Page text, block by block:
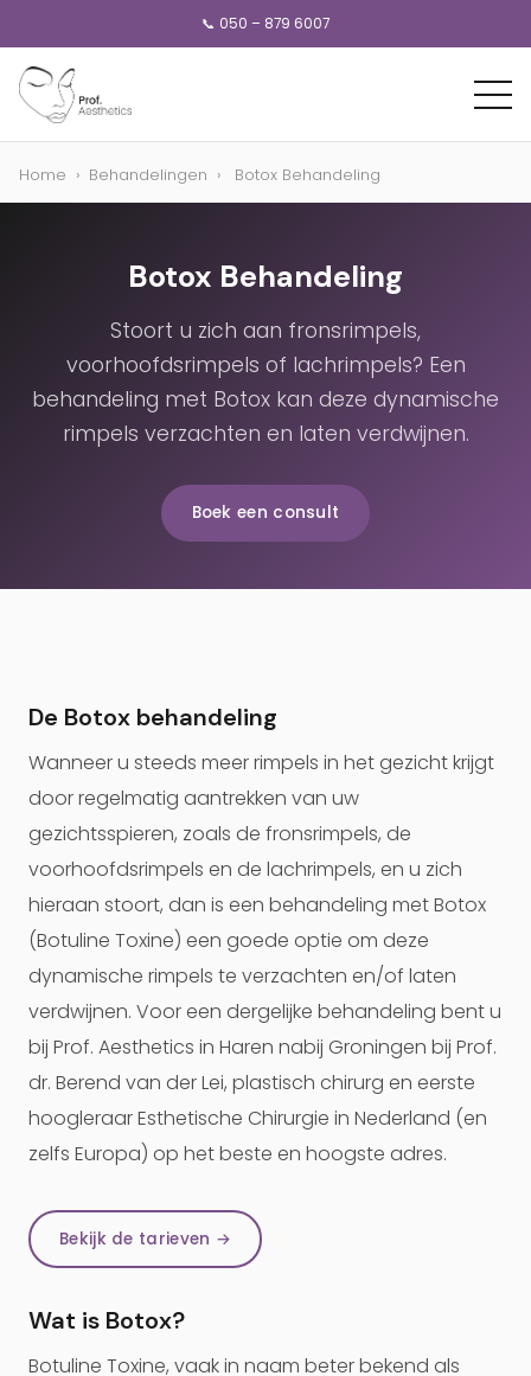
📞 050 – 879 6007
Home › Behandelingen › Botox Behandeling
Botox Behandeling
Stoort u zich aan fronsrimpels,
voorhoofdsrimpels of lachrimpels? Een
behandeling met Botox kan deze dynamische
rimpels verzachten en laten verdwijnen.
Boek een consult
De Botox behandeling
Wanneer u steeds meer rimpels in het gezicht krijgt
door regelmatig aantrekken van uw
gezichtsspieren, zoals de fronsrimpels, de
voorhoofdsrimpels en de lachrimpels, en u zich
hieraan stoort, dan is een behandeling met Botox
(Botuline Toxine) een goede optie om deze
dynamische rimpels te verzachten en/of laten
verdwijnen. Voor een dergelijke behandeling bent u
bij Prof. Aesthetics in Haren nabij Groningen bij Prof.
dr. Berend van der Lei, plastisch chirurg en eerste
hoogleraar Esthetische Chirurgie in Nederland (en
zelfs Europa) op het beste en hoogste adres.
Bekijk de tarieven →
Wat is Botox?
Botuline Toxine, vaak in naam beter bekend als